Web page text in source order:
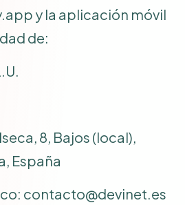
y la aplicación móvil
de:
8, Bajos (local),
España
contacto@devinet.es